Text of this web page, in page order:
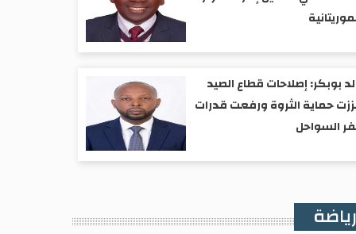
بوبكر: إصلاحات قطاع الصيد
حماية الثروة ورفعت قدرات
السواحل
رياضة